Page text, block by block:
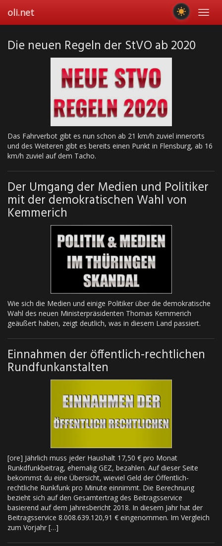
main
oli.net
Die neuen Regeln der StVO ab 2020
Das Fahrverbot gibt es nun schon ab 21 km/h zuviel innerorts
und des Weiteren gibt es bereits einen Punkt in Flensburg, ab 16
km/h zuviel auf dem Tacho.
Der Umgang der Medien und Politiker
mit der demokratischen Wahl von
Kemmerich
Wie sich die Medien und einige Politiker über die demokratische
Wahl des neuen Ministerpräsidenten Thomas Kemmerich
geäußert haben, zeigt deutlich, was in diesem Land passiert.
Einnahmen der öffentlich-rechtlichen
Rundfunkanstalten
[ore] Jährlich muss jeder Haushalt 17,50 € pro Monat
Runkdfunkbeitrag, ehemalig GEZ, bezahlen. Auf dieser Seite
bekommst du eine Übersicht, wieviel Geld der Öffentlich-
rechtliche Runkfunk pro Minute einnimmt. Die Berechnung
bezieht sich auf den Gesamtertrag des Beitragsservice
basierend auf dem Jahresbericht 2018. In diesem Jahr hat der
Beitragsservice 8.008.639.120,91 € eingenommen. Im Vergleich
zum Vorjahr […]